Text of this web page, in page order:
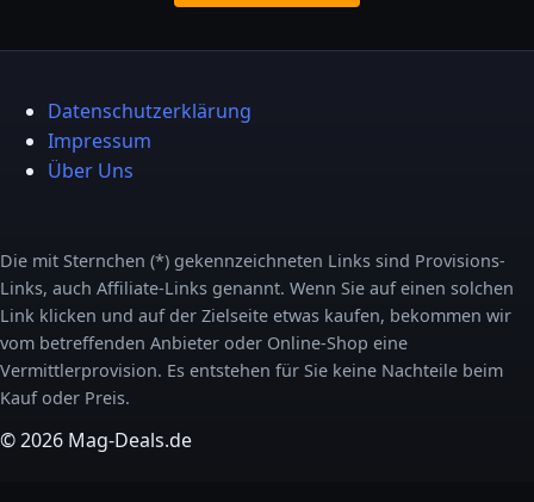
Datenschutzerklärung
Impressum
Über Uns
Die mit Sternchen (*) gekennzeichneten Links sind Provisions-
Links, auch Affiliate-Links genannt. Wenn Sie auf einen solchen
Link klicken und auf der Zielseite etwas kaufen, bekommen wir
vom betreffenden Anbieter oder Online-Shop eine
Vermittlerprovision. Es entstehen für Sie keine Nachteile beim
Kauf oder Preis.
© 2026 Mag-Deals.de